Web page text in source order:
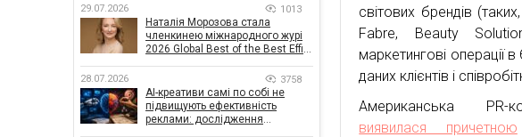
світових брендів
Fabre, Beauty
маркетингові операції в
даних клієнтів і
Американська
виявилася причетною
29.07.2026 1013
Наталія Морозова стала
членкинею міжнародного журі
2026 Global Best of the Best Effie
28.07.2026 3758
AI-креативи самі по собі не
підвищують ефективність
реклами: дослідження